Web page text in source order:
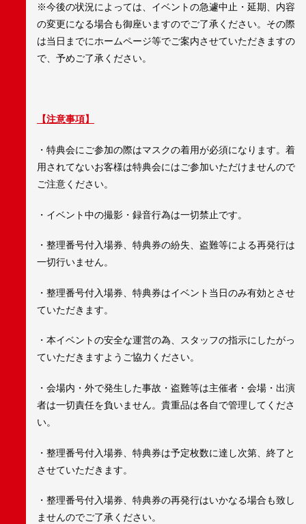
※今後の状況によっては、イベントの急遽中止・延期、内容
の変更になる場合も御座いますのでご了承ください。その際
は当日までにホームページ等でご案内させていただきますの
で、予めご了承ください。
【注意事項】
・特典会にご参加の際はマスクの着用が必須になります。着
用されてないお客様は特典会にはご参加いただけませんので
ご注意ください。
・イベント中の撮影・録音行為は一切禁止です。
・整理番号付入場券、特典券の紛失、盗難等による再発行は
一切行いません。
・整理番号付入場券、特典券はイベント当日のみ有効とさせ
ていただきます。
・本イベントの安全な運営の為、スタッフの指示にしたがっ
ていただきますようご協力ください。
・会場内・外で発生した事故・盗難等は主催者・会場・出演
者は一切責任を負いません。貴重品は各自で管理してくださ
い。
・整理番号付入場券、特典券は予定枚数に達し次第、終了と
させていただきます。
・整理番号付入場券、特典券の再発行はいかなる場合も致し
ませんのでご了承ください。